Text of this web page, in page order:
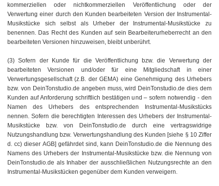
kommerziellen oder nichtkommerziellen Veröffentlichung oder der
Verwertung einer durch den Kunden bearbeiteten Version der Instrumental-
Musikstücke sich selbst als Urheber der Instrumental-Musikstücke zu
benennen. Das Recht des Kunden auf sein Bearbeiterurheberrecht an den
bearbeiteten Versionen hinzuweisen, bleibt unberührt.
(3) Sofern der Kunde für die Veröffentlichung bzw. die Verwertung der
bearbeiteten Versionen und/oder für eine Mitgliedschaft in einer
Verwertungsgesellschaft (z.B. der GEMA) eine Genehmigung des Urhebers
bzw. von DeinTonstudio.de angeben muss, wird DeinTonstudio.de dies dem
Kunden auf Anforderung schriftlich bestätigen und – sofern notwendig - den
Namen des Urhebers des entsprechenden Instrumental-Musikstücks
nennen. Sofern die berechtigten Interessen des Urhebers der Instrumental-
Musikstücke bzw. von DeinTonstudio.de durch eine vertragswidrige
Nutzungshandlung bzw. Verwertungshandlung des Kunden [siehe § 10 Ziffer
d. cc) dieser AGB] gefährdet sind, kann DeinTonstudio.de die Nennung des
Namens des Urhebers der Instrumental-Musikstücke bzw. die Nennung von
DeinTonstudio.de als Inhaber der ausschließlichen Nutzungsrechte an den
Instrumental-Musikstücken gegenüber dem Kunden verweigern.